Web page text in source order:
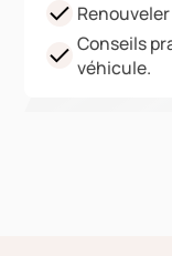
Conseils
véhicule.